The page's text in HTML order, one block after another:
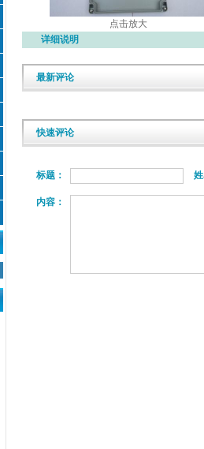
点击放大
详细说明
最新评论
快速评论
标题：
内容：